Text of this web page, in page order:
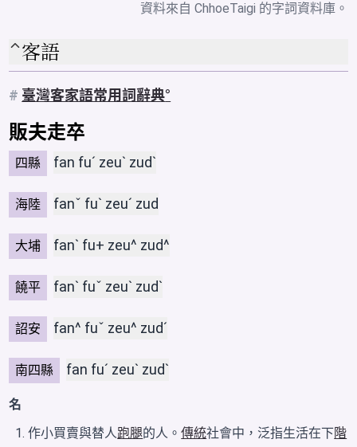
資料來自 ChhoeTaigi 的字詞資料庫。
客語
# 臺灣客家語常用詞辭典
販夫走卒
四縣 fan fuˊ zeuˋ zudˋ
海陸 fanˇ fuˋ zeuˊ zud
大埔 fanˋ fu+ zeu^ zud^
饒平 fanˋ fuˇ zeuˋ zudˋ
詔安 fan^ fuˇ zeu^ zudˊ
南四縣 fan fuˊ zeuˋ zudˋ
名
作小買賣與替人跑腿的人。傳統社會中，泛指生活在下階